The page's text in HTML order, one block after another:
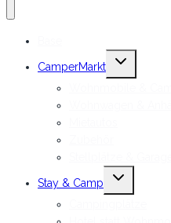
CamperMarkt
Stay & Camp